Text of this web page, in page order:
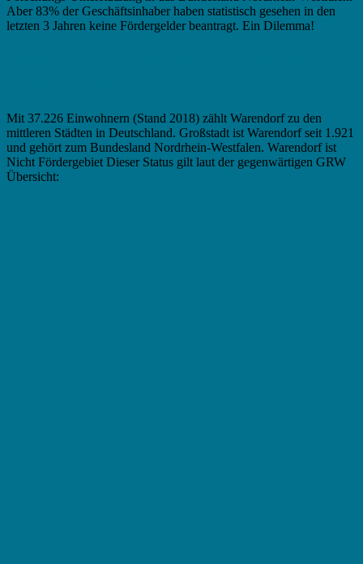
Aber 83% der Geschäftsinhaber haben statistisch gesehen in den
letzten 3 Jahren keine Fördergelder beantragt. Ein Dilemma!
Mit 37.226 Einwohnern (Stand 2018) zählt Warendorf zu den
mittleren Städten in Deutschland. Großstadt ist Warendorf seit 1.921
und gehört zum Bundesland Nordrhein-Westfalen. Warendorf ist
Nicht Fördergebiet Dieser Status gilt laut der gegenwärtigen GRW
Übersicht: